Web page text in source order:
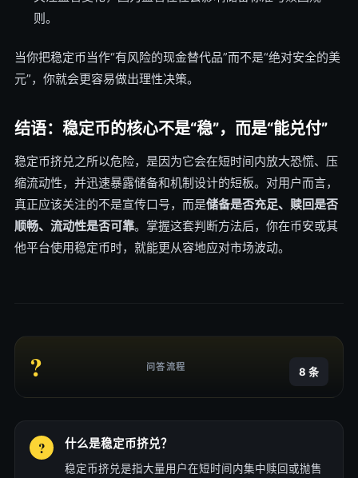
则。
当你把稳定币当作“有风险的现金替代品”而不是“绝对安全的美
元”，你就会更容易做出理性决策。
结语：稳定币的核心不是“稳”，而是“能兑付”
稳定币挤兑之所以危险，是因为它会在短时间内放大恐慌、压
缩流动性，并迅速暴露储备和机制设计的短板。对用户而言，
真正应该关注的不是宣传口号，而是储备是否充足、赎回是否
顺畅、流动性是否可靠。掌握这套判断方法后，你在币安或其
他平台使用稳定币时，就能更从容地应对市场波动。
? 问答流程 8 条
什么是稳定币挤兑？
稳定币挤兑是指大量用户在短时间内集中赎回或抛售